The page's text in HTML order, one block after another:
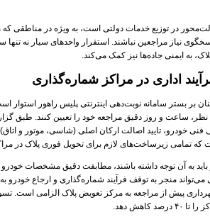
در توزیع خدمات دولتی است، به ویژه در مناطقی
نیاز مراجعین نباشند. استقرار واحدهای سیار نه تنها
به ایمنی جاده‌ها نیز کمک می‌کند.
اداری در مراکز شماره‌گذاری
در سال ۱۴۰۵ همچنان بر بستر سامانه نوبت‌دهی اینترنتی پلیس
ساعت و روز دقیق مراجعه خود را تعیین کنند. طبق
خودرو، تایید اصالت ارکان اصلی (شاسی، موتور و
که تمامی زیرساخت‌های لازم برای تحویل فوری پلاک در
به آن توجه داشته باشند، مطابقت دقیق مشخصات خودرو
منجر به توقف فرآیند شماره‌گذاری و ارجاع خودرو
پیش از مراجعه به مرکز تعویض پلاک الزامی است.
کاهش دهد.